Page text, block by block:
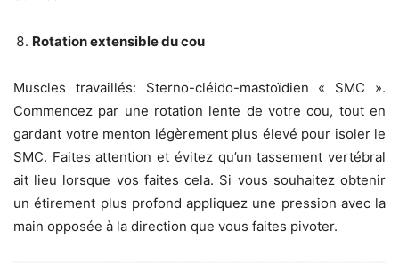
Rotation extensible du cou
Muscles travaillés: Sterno-cléido-mastoïdien « SMC ».
Commencez par une rotation lente de votre cou, tout en
gardant votre menton légèrement plus élevé pour isoler le
SMC. Faites attention et évitez qu’un tassement vertébral
ait lieu lorsque vos faites cela. Si vous souhaitez obtenir
un étirement plus profond appliquez une pression avec la
main opposée à la direction que vous faites pivoter.